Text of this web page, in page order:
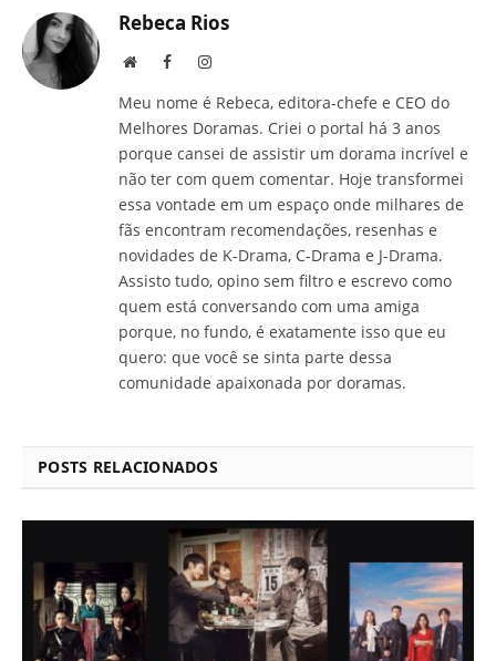
Rebeca Rios
Site FacebookInstagram
Meu nome é Rebeca, editora-chefe e CEO do
Melhores Doramas. Criei o portal há 3 anos
porque cansei de assistir um dorama incrível e
não ter com quem comentar. Hoje transformei
essa vontade em um espaço onde milhares de
fãs encontram recomendações, resenhas e
novidades de K-Drama, C-Drama e J-Drama.
Assisto tudo, opino sem filtro e escrevo como
quem está conversando com uma amiga
porque, no fundo, é exatamente isso que eu
quero: que você se sinta parte dessa
comunidade apaixonada por doramas.
POSTS RELACIONADOS